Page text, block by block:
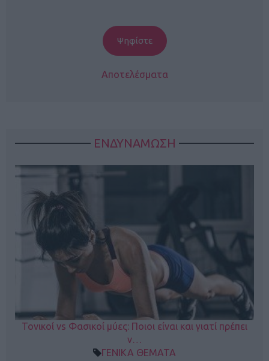
Αποτελέσματα
ΕΝΔΥΝΑΜΩΣΗ
Τονικοί vs Φασικοί μύες: Ποιοι είναι και γιατί πρέπει
ν…
ΓΕΝΙΚΑ ΘΕΜΑΤΑ